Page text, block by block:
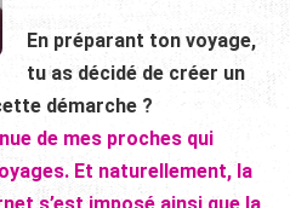
En préparant ton voyage,
tu as décidé de créer un
démarche ?
de mes proches qui
Et naturellement, la